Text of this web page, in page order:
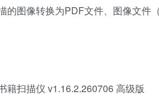
的图像转换为PDF文件、图像文件
籍扫描仪 v1.16.2.260706 高级版